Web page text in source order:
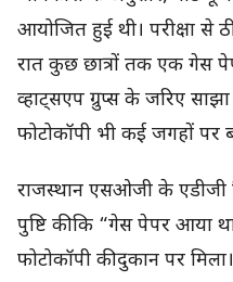
आयोजित हुई थी। परीक्षा से
रात कुछ छात्रों तक एक गेस
व्हाट्सएप ग्रुप्स के जरिए
फोटोकॉपी भी कई जगहों पर
राजस्थान एसओजी के
पुष्टि की कि “गेस पेपर आया
फोटोकॉपी की दुकान पर